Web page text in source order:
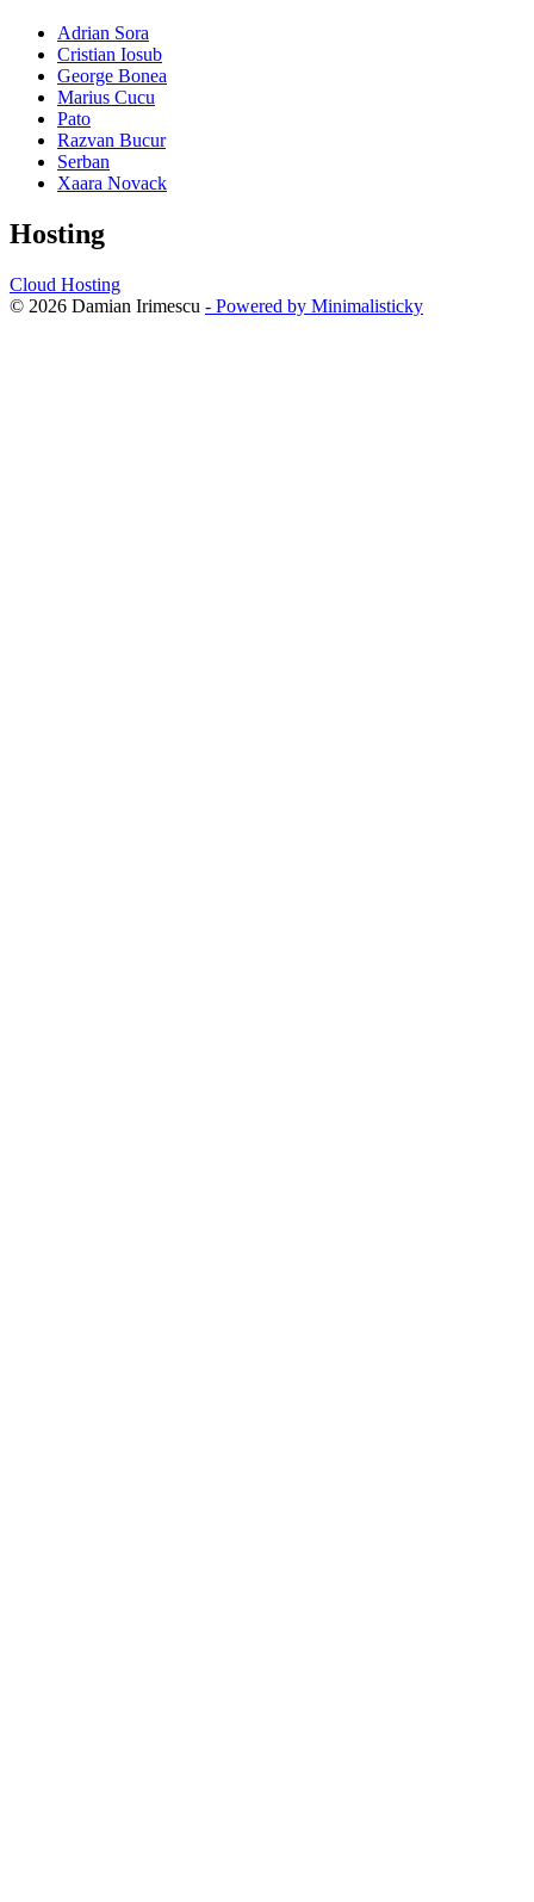
Adrian Sora
Cristian Iosub
George Bonea
Marius Cucu
Pato
Razvan Bucur
Serban
Xaara Novack
Hosting
Cloud Hosting
© 2026 Damian Irimescu - Powered by Minimalisticky